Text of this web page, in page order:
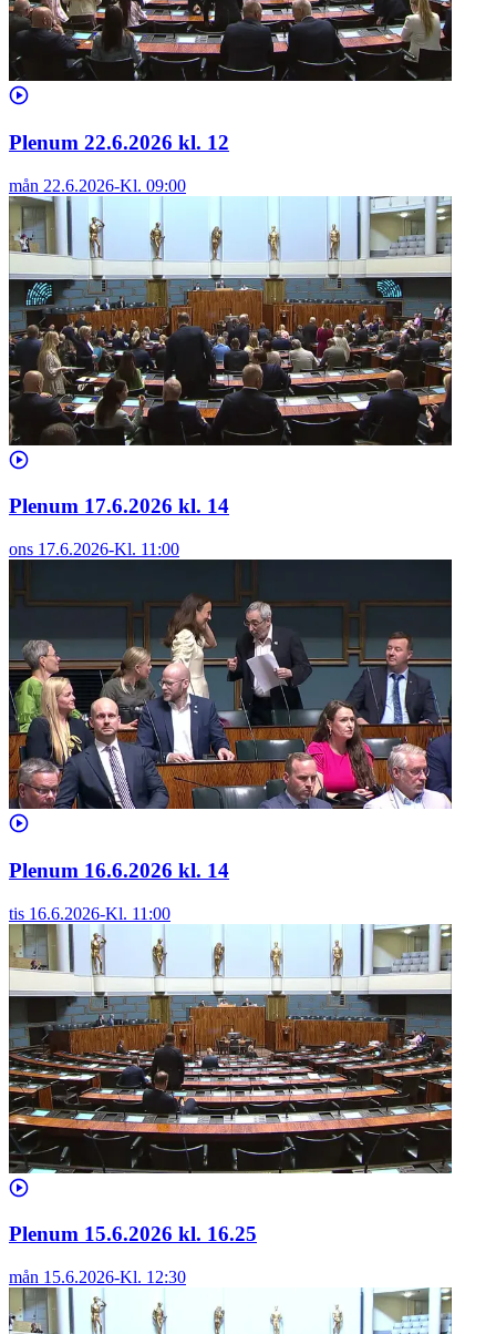
Plenum 22.6.2026 kl. 12
mån 22.6.2026-Kl. 09:00
Plenum 17.6.2026 kl. 14
ons 17.6.2026-Kl. 11:00
Plenum 16.6.2026 kl. 14
tis 16.6.2026-Kl. 11:00
Plenum 15.6.2026 kl. 16.25
mån 15.6.2026-Kl. 12:30